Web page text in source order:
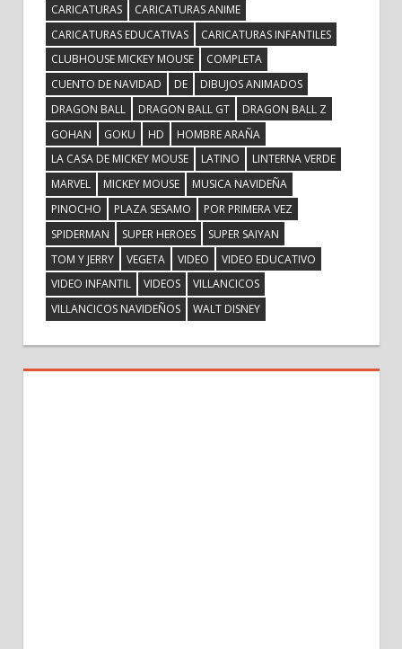
CARICATURAS
CARICATURAS ANIME
CARICATURAS EDUCATIVAS
CARICATURAS INFANTILES
CLUBHOUSE MICKEY MOUSE
COMPLETA
CUENTO DE NAVIDAD
DE
DIBUJOS ANIMADOS
DRAGON BALL
DRAGON BALL GT
DRAGON BALL Z
GOHAN
GOKU HD
HOMBRE ARAÑA
LA CASA DE MICKEY MOUSE
LATINO
LINTERNA VERDE
MARVEL
MICKEY MOUSE
MUSICA NAVIDEÑA
PINOCHO
PLAZA SESAMO
POR PRIMERA VEZ
SPIDERMAN
SUPER HEROES
SUPER SAIYAN
TOM Y JERRY
VEGETA VIDEO
VIDEO EDUCATIVO
VIDEO INFANTIL
VIDEOS
VILLANCICOS
VILLANCICOS NAVIDEÑOS
WALT DISNEY